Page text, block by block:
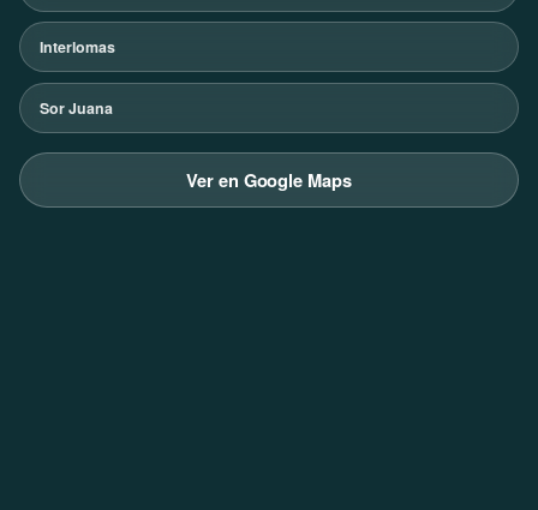
Interlomas
Sor Juana
Ver en Google Maps